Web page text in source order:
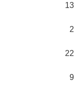
13
2
22
9